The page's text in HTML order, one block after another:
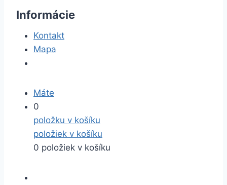
Informácie
Kontakt
Mapa
Máte
0
položku v košíku
položiek v košíku
0 položiek v košíku